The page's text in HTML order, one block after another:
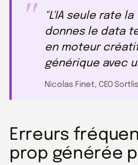
"L'IA seule rate
donnes le data
en moteur
générique avec
Nicolas Finet, CEO
Erreurs
prop générée